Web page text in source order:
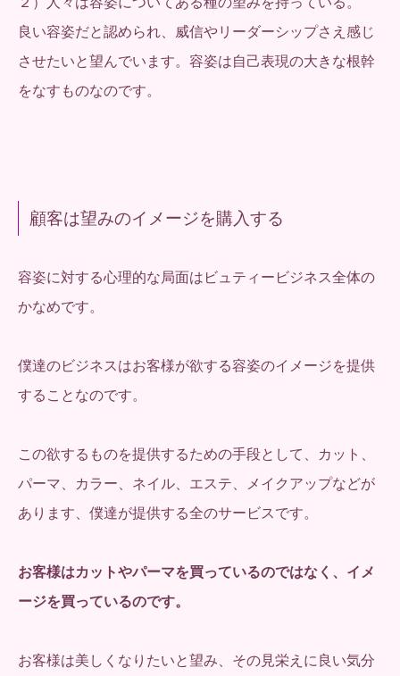
良い容姿だと認められ、威信やリーダーシップさえ感じ
させたいと望んでいます。容姿は自己表現の大きな根幹
をなすものなのです。
顧客は望みのイメージを購入する
容姿に対する心理的な局面はビュティービジネス全体の
かなめです。
僕達のビジネスはお客様が欲する容姿のイメージを提供
することなのです。
この欲するものを提供するための手段として、カット、
パーマ、カラー、ネイル、エステ、メイクアップなどが
あります、僕達が提供する全のサービスです。
お客様はカットやパーマを買っているのではなく、イメ
ージを買っているのです。
お客様は美しくなりたいと望み、その見栄えに良い気分